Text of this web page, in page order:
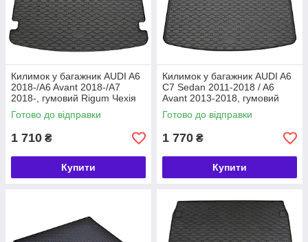
Килимок у багажник AUDI A6
2018-/A6 Avant 2018-/A7
2018-, гумовий Rigum Чехія
— без запаху (402087)
Готово до відправки
1 710 ₴
Купити
Килимок у багажник AUDI A6
C7 Sedan 2011-2018 / A6
Avant 2013-2018, гумовий
Rigum Чехія (402070)
Готово до відправки
1 770 ₴
Купити